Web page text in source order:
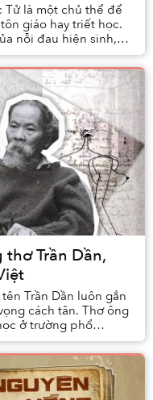
Tử là một chủ thể để
giáo hay triết học.
nỗi đau hiện sinh,
...
Trần Dần,
Trần Dần luôn gắn
cách tân. Thơ ông
ở trường phổ
man...